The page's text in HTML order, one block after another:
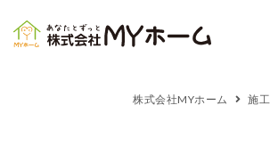
株式会社MYホーム 施